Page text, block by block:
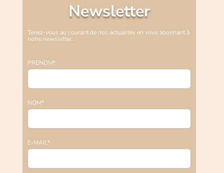
Newsletter
Tenez-vous au courant de nos actualités en vous abonnant à
notre newsletter.
PRENOM*
NOM*
E-MAIL*